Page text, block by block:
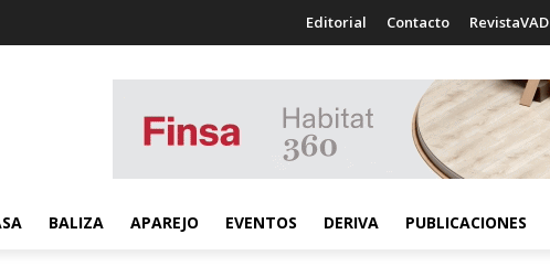
Editorial Contacto RevistaVAD
BALIZA APAREJO EVENTOS DERIVA PUBLICACIONES